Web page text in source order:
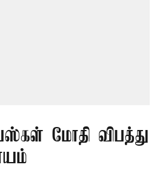
மோதி விபத்து